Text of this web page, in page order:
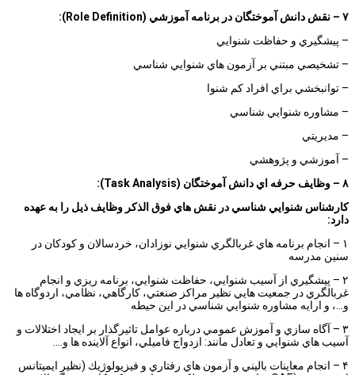
۷ – نقش دانش آموختگان در برنامه آموزشي (Role Definition)
:
– پيشگيري و حفاظت شنوايي
– تشخيصي مبتني بر آزمون هاي شنوايي شناسي
– توانبخشي براي افراد كم شنوا
– مشاوره شنوايي شناسي
– مديريتي
– آموزشي و پژوهشي
۸ – وظايف حرفه اي دانش آموختگان (Task Analysis)
:
كارشناس شنوايي شناسي در نقش هاي فوق الذكر وظايف ذيل را به عهده
دارد:
۱ – انجام برنامه هاي غربالگري شنوايي نوزادان، خردسالان و كودكان در
سنين مدرسه
۲ – پيشگيري از آسيب شنوايي، حفاظت شنوايي، برنامه ريزي و انجام
غربالگري در جمعيت هايي نظير مراكز صنعتي، كارگاهي، نظامي، اردوگاه ها
و…، و ارايه مشاوره شنوايي شناسي در اين حيطه
۳ – آگاه سازي و آموزش عمومي درباره عوامل تاثيرگذار بر ايجاد اختلالات و
آسيب هاي شنوايي و تعادل مانند: ازدواج فاميلي، انواع آلاينده ها و….
۴ – انجام معاينات باليني و آزمون هاي رفتاري و فيزيولوژيك (نظير ايميتانس